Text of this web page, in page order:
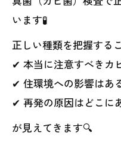
います🧪
正しい種類を把握するこ
✔ 本当に注意すべきカ
✔ 住環境への影響はあ
✔ 再発の原因はどこに
が見えてきます🔍